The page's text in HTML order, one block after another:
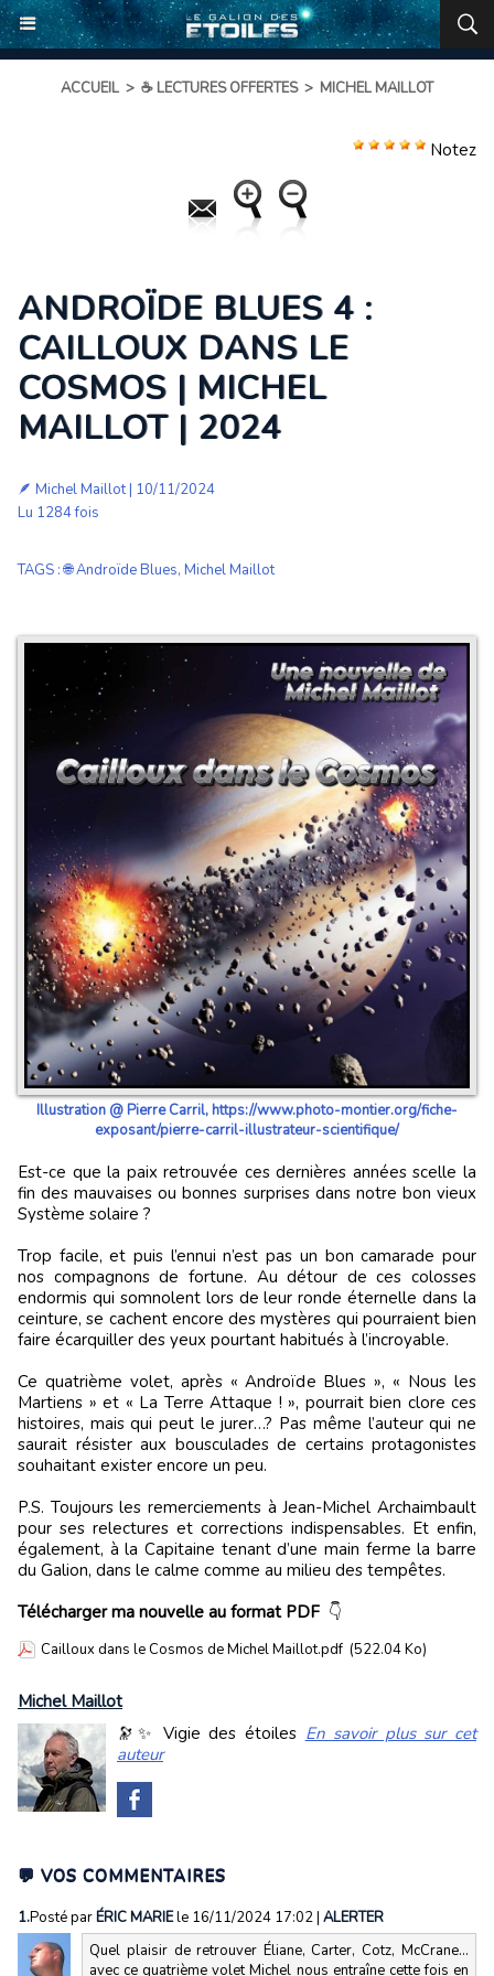
ACCUEIL > ☕ LECTURES OFFERTES > MICHEL MAILLOT
Notez
ANDROÏDE BLUES 4 :
CAILLOUX DANS LE
COSMOS | MICHEL
MAILLOT | 2024
🪶 Michel Maillot| 10/11/2024
Lu 1284 fois
TAGS :🌐 Androïde Blues, Michel Maillot
Illustration @ Pierre Carril, https://www.photo-montier.org/fiche-
exposant/pierre-carril-illustrateur-scientifique/
Est-ce que la paix retrouvée ces dernières années scelle la
fin des mauvaises ou bonnes surprises dans notre bon vieux
Système solaire ?
Trop facile, et puis l’ennui n’est pas un bon camarade pour
nos compagnons de fortune. Au détour de ces colosses
endormis qui somnolent lors de leur ronde éternelle dans la
ceinture, se cachent encore des mystères qui pourraient bien
faire écarquiller des yeux pourtant habitués à l’incroyable.
Ce quatrième volet, après « Androïde Blues », « Nous les
Martiens » et « La Terre Attaque ! », pourrait bien clore ces
histoires, mais qui peut le jurer…? Pas même l’auteur qui ne
saurait résister aux bousculades de certains protagonistes
souhaitant exister encore un peu.
P.S. Toujours les remerciements à Jean-Michel Archaimbault
pour ses relectures et corrections indispensables. Et enfin,
également, à la Capitaine tenant d’une main ferme la barre
du Galion, dans le calme comme au milieu des tempêtes.
Télécharger ma nouvelle au format PDF 👇
Cailloux dans le Cosmos de Michel Maillot.pdf (522.04 Ko)
Michel Maillot
🔭✨ Vigie des étoiles En savoir plus sur cet
auteur
💬 VOS COMMENTAIRES
1.Posté parÉRIC MARIEle 16/11/2024 17:02| ALERTER
Quel plaisir de retrouver Éliane, Carter, Cotz, McCrane…
avec ce quatrième volet Michel nous entraîne cette fois en